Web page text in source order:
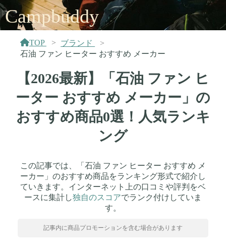
Campbuddy
TOP
ブランド
石油 ファン ヒーター おすすめ メーカー
【2026最新】「石油 ファン ヒ
ーター おすすめ メーカー」の
おすすめ商品0選！人気ランキ
ング
この記事では、「石油 ファン ヒーター おすすめ メ
ーカー」のおすすめ商品をランキング形式で紹介し
ていきます。インターネット上の口コミや評判をベ
ースに集計し独自のスコアでランク付けしていま
す。
記事内に商品プロモーションを含む場合があります